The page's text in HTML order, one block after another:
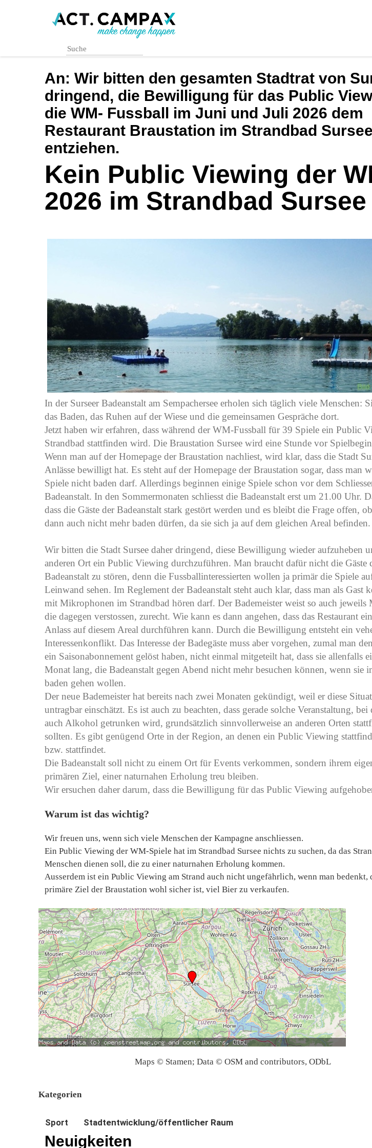
An: Wir bitten den gesamten Stadtrat von
dringend, die Bewilligung für das Public
die WM- Fussball im Juni und Juli 2026 dem
Restaurant Braustation im Strandbad
entziehen.
Kein Public Viewing der
2026 im Strandbad Sursee
In der Surseer Badeanstalt am Sempachersee erholen sich täglich viele Menschen:
das Baden, das Ruhen auf der Wiese und die gemeinsamen Gespräche dort.
Jetzt haben wir erfahren, dass während der WM-Fussball für 39 Spiele ein Public
Strandbad stattfinden wird. Die Braustation Sursee wird eine Stunde vor
Wenn man auf der Homepage der Braustation nachliest, wird klar, dass die Stadt
Anlässe bewilligt hat. Es steht auf der Homepage der Braustation sogar, dass man
Spiele nicht baden darf. Allerdings beginnen einige Spiele schon vor dem
Badeanstalt. In den Sommermonaten schliesst die Badeanstalt erst um 21.00 Uhr.
dass die Gäste der Badeanstalt stark gestört werden und es bleibt die Frage offen,
dann auch nicht mehr baden dürfen, da sie sich ja auf dem gleichen Areal befinden.
Wir bitten die Stadt Sursee daher dringend, diese Bewilligung wieder aufzuheben
anderen Ort ein Public Viewing durchzuführen. Man braucht dafür nicht die Gäste
Badeanstalt zu stören, denn die Fussballinteressierten wollen ja primär die Spiele
Leinwand sehen. Im Reglement der Badeanstalt steht auch klar, dass man als Gast
mit Mikrophonen im Strandbad hören darf. Der Bademeister weist so auch jeweils
die dagegen verstossen, zurecht. Wie kann es dann angehen, dass das Restaurant
Anlass auf diesem Areal durchführen kann. Durch die Bewilligung entsteht ein
Interessenkonflikt. Das Interesse der Badegäste muss aber vorgehen, zumal man
ein Saisonabonnement gelöst haben, nicht einmal mitgeteilt hat, dass sie allenfalls
Monat lang, die Badeanstalt gegen Abend nicht mehr besuchen können, wenn sie
baden gehen wollen.
Der neue Bademeister hat bereits nach zwei Monaten gekündigt, weil er diese
untragbar einschätzt. Es ist auch zu beachten, dass gerade solche Veranstaltung,
auch Alkohol getrunken wird, grundsätzlich sinnvollerweise an anderen Orten
sollten. Es gibt genügend Orte in der Region, an denen ein Public Viewing
bzw. stattfindet.
Die Badeanstalt soll nicht zu einem Ort für Events verkommen, sondern ihrem
primären Ziel, einer naturnahen Erholung treu bleiben.
Wir ersuchen daher darum, dass die Bewilligung für das Public Viewing
Warum ist das wichtig?
Wir freuen uns, wenn sich viele Menschen der Kampagne anschliessen.
Ein Public Viewing der WM-Spiele hat im Strandbad Sursee nichts zu suchen, da das
Menschen dienen soll, die zu einer naturnahen Erholung kommen.
Ausserdem ist ein Public Viewing am Strand auch nicht ungefährlich, wenn man bedenkt,
primäre Ziel der Braustation wohl sicher ist, viel Bier zu verkaufen.
Maps © Stamen; Data © OSM and contributors, ODbL
Kategorien
Sport Stadtentwicklung/öffentlicher Raum
Neuigkeiten